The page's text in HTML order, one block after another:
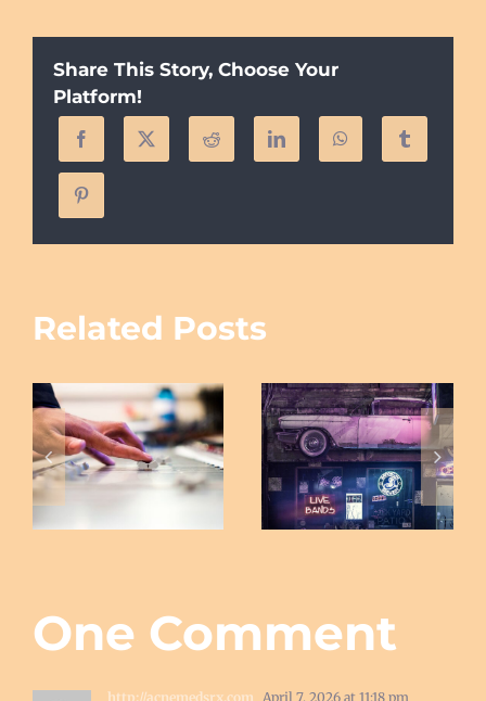
Share This Story, Choose Your
Platform!
Related Posts
Taking it back
to the old
school
While my
guitar gently
weeps
One Comment
http://acnemedsrx.com April 7, 2026 at 11:18 pm